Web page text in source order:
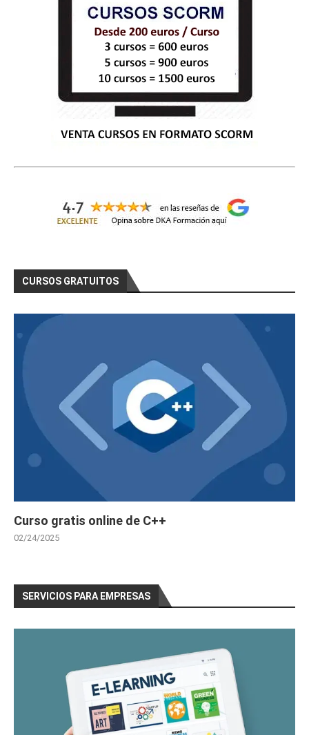
CURSOS GRATUITOS
Curso gratis online de C++
02/24/2025
SERVICIOS PARA EMPRESAS